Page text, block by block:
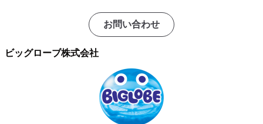
お問い合わせ
ビッグローブ株式会社